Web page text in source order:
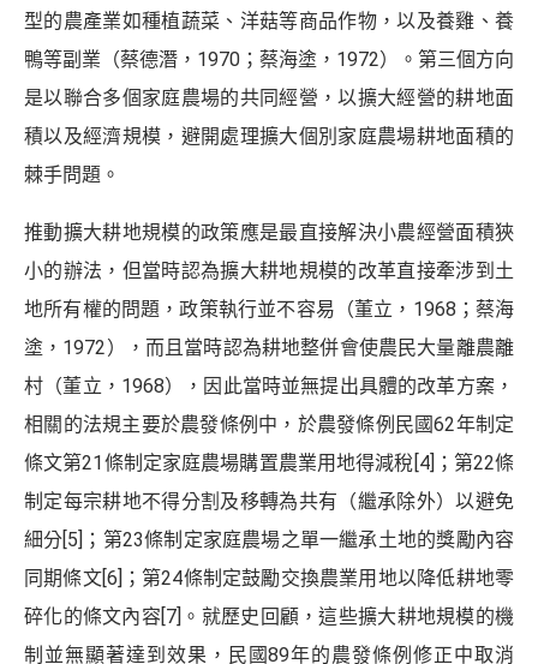
型的農產業如種植蔬菜、洋菇等商品作物，以及養雞、養
鴨等副業（蔡德潛，1970；蔡海塗，1972）。第三個方向
是以聯合多個家庭農場的共同經營，以擴大經營的耕地面
積以及經濟規模，避開處理擴大個別家庭農場耕地面積的
棘手問題。
推動擴大耕地規模的政策應是最直接解決小農經營面積狹
小的辦法，但當時認為擴大耕地規模的改革直接牽涉到土
地所有權的問題，政策執行並不容易（董立，1968；蔡海
塗，1972），而且當時認為耕地整併會使農民大量離農離
村（董立，1968），因此當時並無提出具體的改革方案，
相關的法規主要於農發條例中，於農發條例民國62年制定
條文第21條制定家庭農場購置農業用地得減稅[4] ；第22條
制定每宗耕地不得分割及移轉為共有（繼承除外）以避免
細分[5] ；第23條制定家庭農場之單一繼承土地的獎勵內容
同期條文[6] ；第24條制定鼓勵交換農業用地以降低耕地零
碎化的條文內容[7] 。就歷史回顧，這些擴大耕地規模的機
制並無顯著達到效果，民國89年的農發條例修正中取消